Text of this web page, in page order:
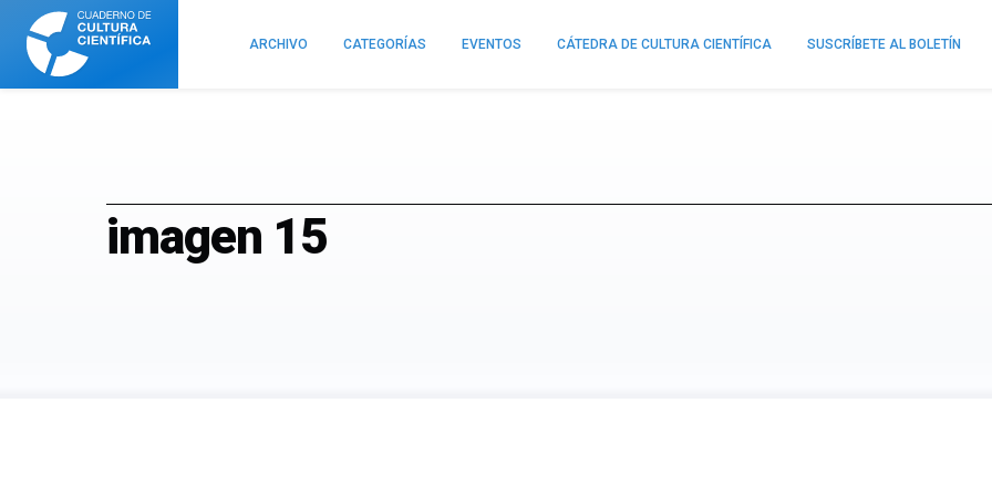
Cuaderno
Cultura
Científica
ARCHIVO CATEGORÍAS EVENTOS CÁTEDRA DE CULTURA CIENTÍFICA SUSCRÍBETE AL BOLETÍN
imagen 15